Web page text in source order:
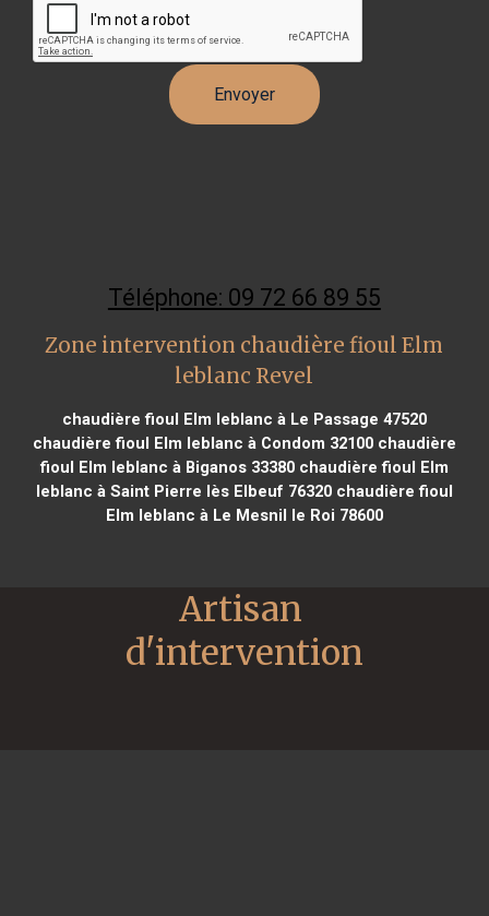
Téléphone: 09 72 66 89 55
Zone intervention chaudière fioul Elm
leblanc Revel
chaudière fioul Elm leblanc à Le Passage 47520
chaudière fioul Elm leblanc à Condom 32100chaudière
fioul Elm leblanc à Biganos 33380chaudière fioul Elm
leblanc à Saint Pierre lès Elbeuf 76320chaudière fioul
Elm leblanc à Le Mesnil le Roi 78600
Artisan
d'intervention